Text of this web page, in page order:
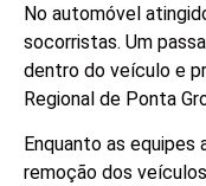
No automóvel
socorristas. Um
dentro do veículo e
Regional de Ponta
Enquanto as equipes
remoção dos